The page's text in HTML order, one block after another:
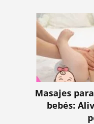
Masajes
bebés: